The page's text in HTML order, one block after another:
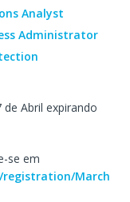
Analyst
Administrator
Abril expirando
se em
March